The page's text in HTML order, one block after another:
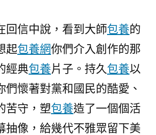
回信中說，看到大師包養的
起包養網你們介入創作的那
經典包養片子。持久包養以
們懷著對黨和國民的酷愛、
苦守，塑包養造了一個個活
抽像，給幾代不雅眾留下美